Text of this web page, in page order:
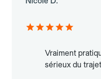
Vraiment
sérieux du